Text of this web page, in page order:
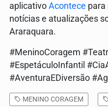
aplicativo Acontece para
notícias e atualizações
Araraquara.
#MeninoCoragem
#EspetáculoInfantil
#AventuraEDiversão
MENINO CORAGEM